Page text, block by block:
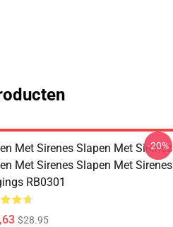
Met Sirenes Slapen Met Sirenes
Met Sirenes Slapen Met Sirenes
RB0301
$28.95
-20%